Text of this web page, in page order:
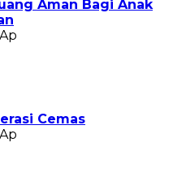
Aman Bagi Anak
Cemas